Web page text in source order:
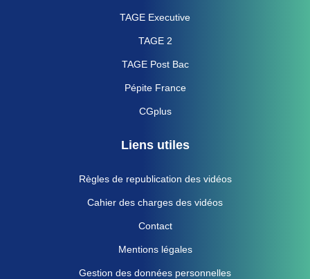
TAGE Executive
TAGE 2
TAGE Post Bac
Pépite France
CGplus
Liens utiles
Règles de republication des vidéos
Cahier des charges des vidéos
Contact
Mentions légales
Gestion des données personnelles